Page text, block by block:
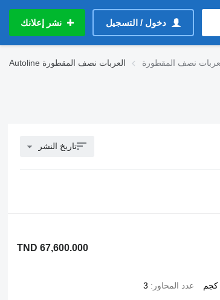
دخول / التسجيل نشر إعلانك
Autoline العربات نصف المقطورة
تاريخ النشر
TND 67,600.000
عدد المحاور 3